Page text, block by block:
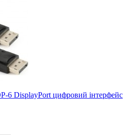
6 DisplayPort цифровий інтерфейс